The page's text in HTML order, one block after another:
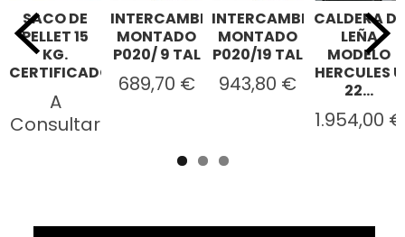
SACO DE
PELLET 15
KG.
CERTIFICADO...
A
Consultar
INTERCAMBIADOR
MONTADO
P020/ 9 TAL
689,70 €
INTERCAMBIADOR
MONTADO
P020/19 TAL
943,80 €
CALDERA DE
LEÑA
MODELO
HERCULES U
22...
1.954,00 €